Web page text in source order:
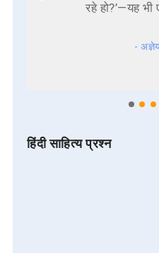
रहे हो?’—यह
-
हिंदी साहित्य प्रश्न